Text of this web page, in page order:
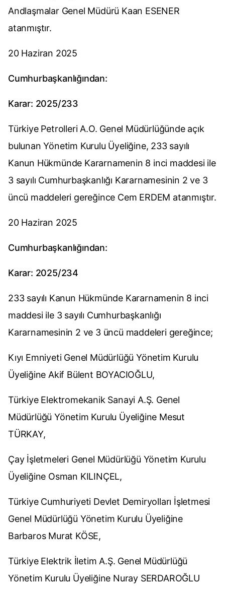
Andlaşmalar Genel Müdürü Kaan ESENER
atanmıştır.
20 Haziran 2025
Cumhurbaşkanlığından:
Karar: 2025/233
Türkiye Petrolleri A.O. Genel Müdürlüğünde açık
bulunan Yönetim Kurulu Üyeliğine, 233 sayılı
Kanun Hükmünde Kararnamenin 8 inci maddesi ile
3 sayılı Cumhurbaşkanlığı Kararnamesinin 2 ve 3
üncü maddeleri gereğince Cem ERDEM atanmıştır.
20 Haziran 2025
Cumhurbaşkanlığından:
Karar: 2025/234
233 sayılı Kanun Hükmünde Kararnamenin 8 inci
maddesi ile 3 sayılı Cumhurbaşkanlığı
Kararnamesinin 2 ve 3 üncü maddeleri gereğince;
Kıyı Emniyeti Genel Müdürlüğü Yönetim Kurulu
Üyeliğine Akif Bülent BOYACIOĞLU,
Türkiye Elektromekanik Sanayi A.Ş. Genel
Müdürlüğü Yönetim Kurulu Üyeliğine Mesut
TÜRKAY,
Çay İşletmeleri Genel Müdürlüğü Yönetim Kurulu
Üyeliğine Osman KILINÇEL,
Türkiye Cumhuriyeti Devlet Demiryolları İşletmesi
Genel Müdürlüğü Yönetim Kurulu Üyeliğine
Barbaros Murat KÖSE,
Türkiye Elektrik İletim A.Ş. Genel Müdürlüğü
Yönetim Kurulu Üyeliğine Nuray SERDAROĞLU